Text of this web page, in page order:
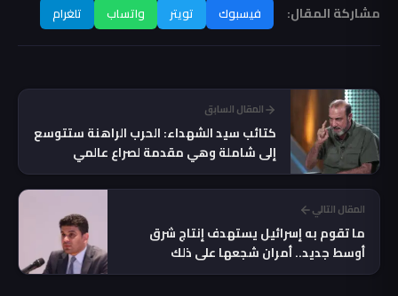
مشاركة المقال: فيسبوك تويتر واتساب تلغرام
المقال السابق
كتائب سيد الشهداء: الحرب الراهنة ستتوسع
إلى شاملة وهي مقدمة لصراع عالمي
المقال التالي
ما تقوم به إسرائيل يستهدف إنتاج شرق
أوسط جديد.. أمران شجعها على ذلك